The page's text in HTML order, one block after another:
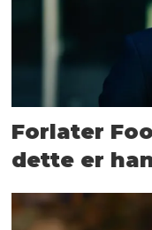
Forlater
dette er